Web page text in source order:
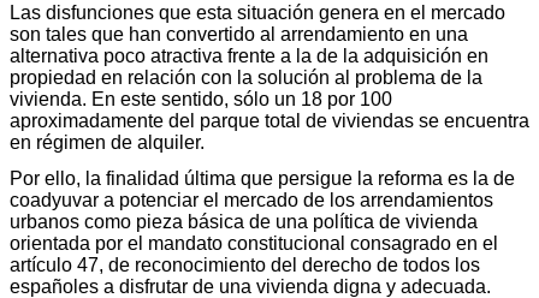
Las disfunciones que esta situación genera en el mercado
son tales que han convertido al arrendamiento en una
alternativa poco atractiva frente a la de la adquisición en
propiedad en relación con la solución al problema de la
vivienda. En este sentido, sólo un 18 por 100
aproximadamente del parque total de viviendas se encuentra
en régimen de alquiler.
Por ello, la finalidad última que persigue la reforma es la de
coadyuvar a potenciar el mercado de los arrendamientos
urbanos como pieza básica de una política de vivienda
orientada por el mandato constitucional consagrado en el
artículo 47, de reconocimiento del derecho de todos los
españoles a disfrutar de una vivienda digna y adecuada.